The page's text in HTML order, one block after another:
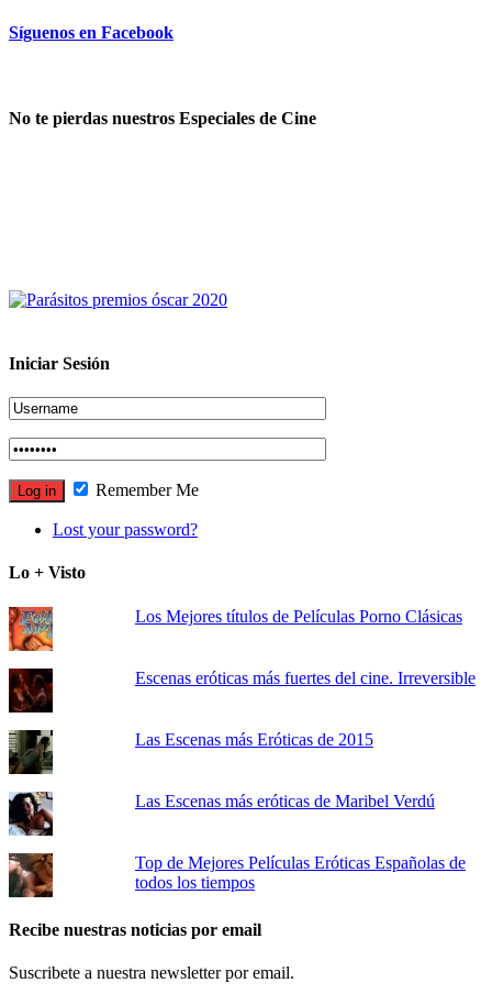
Síguenos en Facebook
No te pierdas nuestros Especiales de Cine
Iniciar Sesión
Remember Me
Lost your password?
Lo + Visto
Los Mejores títulos de Películas Porno Clásicas
Escenas eróticas más fuertes del cine. Irreversible
Las Escenas más Eróticas de 2015
Las Escenas más eróticas de Maribel Verdú
Top de Mejores Películas Eróticas Españolas de
todos los tiempos
Recibe nuestras noticias por email
Suscribete a nuestra newsletter por email.